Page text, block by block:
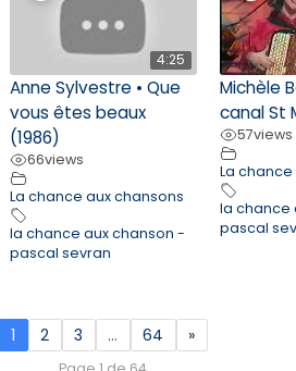
4:25
Anne Sylvestre • Que
vous êtes beaux
(1986)
66views
La chance aux chansons
la chance aux chanson -
pascal sevran
Michèle
canal St
57views
La
la chance
pascal
1 2 3 … 64 »